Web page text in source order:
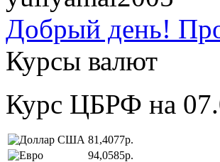
Добрый день!
Курсы валют
Курс ЦБРФ на
81,4077р.
94,0585р.